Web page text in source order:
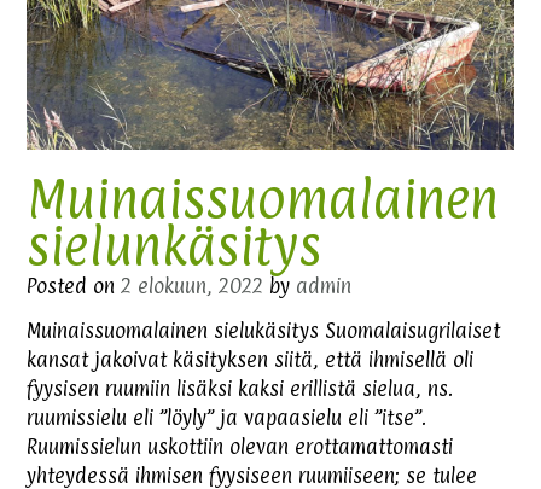
Muinaissuomalainen
sielunkäsitys
Posted on 2 elokuun, 2022 by admin
Muinaissuomalainen sielukäsitys Suomalaisugrilaiset
kansat jakoivat käsityksen siitä, että ihmisellä oli
fyysisen ruumiin lisäksi kaksi erillistä sielua, ns.
ruumissielu eli ”löyly” ja vapaasielu eli ”itse”.
Ruumissielun uskottiin olevan erottamattomasti
yhteydessä ihmisen fyysiseen ruumiiseen; se tulee